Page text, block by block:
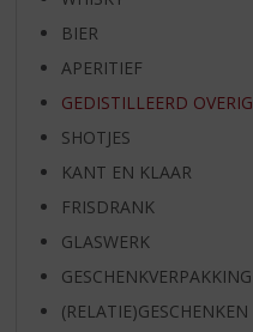
BIER
APERITIEF
GEDISTILLEERD OVERIG
SHOTJES
KANT EN KLAAR
FRISDRANK
GLASWERK
GESCHENKVERPAKKING
(RELATIE)GESCHENKEN